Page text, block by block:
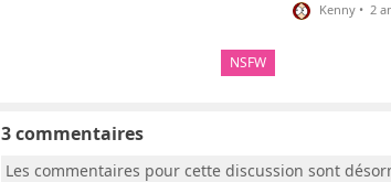
NSFW
Kenny • 2
3 commentaires
Les commentaires pour cette discussion sont